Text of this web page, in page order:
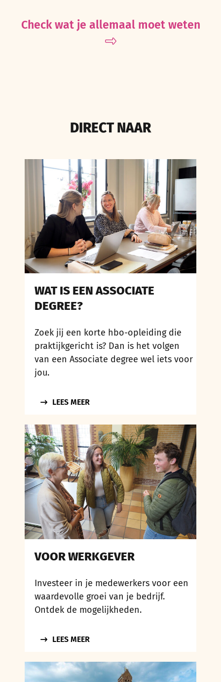
Check wat je allemaal moet weten
DIRECT NAAR
WAT IS EEN ASSOCIATE
DEGREE?
Zoek jij een korte hbo-opleiding die
praktijkgericht is? Dan is het volgen
van een Associate degree wel iets voor
jou.
LEES MEER
VOOR WERKGEVER
Investeer in je medewerkers voor een
waardevolle groei van je bedrijf.
Ontdek de mogelijkheden.
LEES MEER